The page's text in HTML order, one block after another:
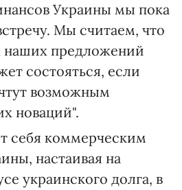
Украины мы пока
Мы считаем, что
наших предложений
состояться, если
возможным
новаций".
себя коммерческим
настаивая на
украинского долга, в